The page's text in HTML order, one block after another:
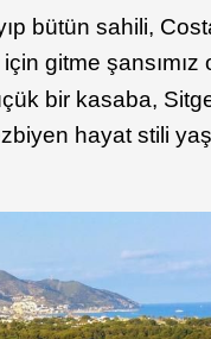
bütün sahili,
gitme şansımız
bir kasaba,
hayat stili